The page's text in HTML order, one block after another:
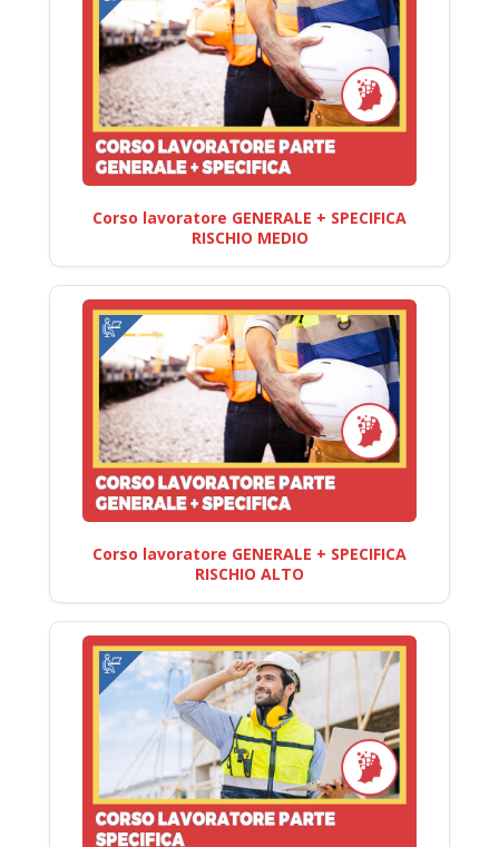
Corso lavoratore GENERALE + SPECIFICA
RISCHIO MEDIO
Corso lavoratore GENERALE + SPECIFICA
RISCHIO ALTO